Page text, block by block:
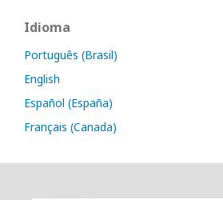
Idioma
Português (Brasil)
English
Español (España)
Français (Canada)